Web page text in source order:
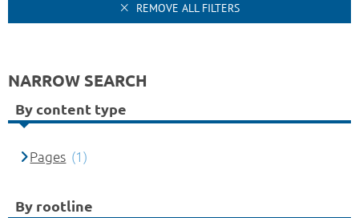
REMOVE ALL FILTERS
NARROW SEARCH
By content type
Pages (1)
By rootline